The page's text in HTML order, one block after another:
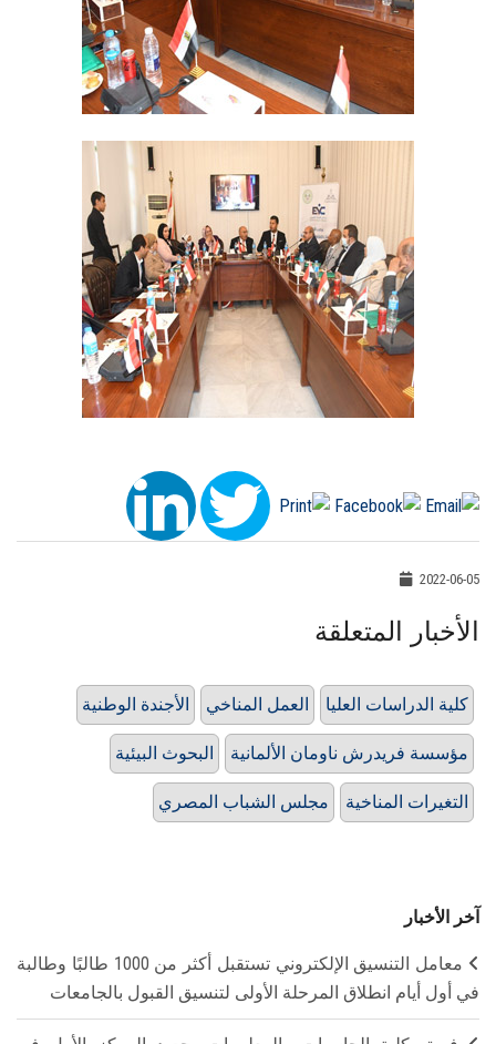
2022-06-05
الأخبار المتعلقة
الأجندة الوطنية العمل المناخي كلية الدراسات العليا
البحوث البيئية مؤسسة فريدرش ناومان الألمانية
مجلس الشباب المصري التغيرات المناخية
آخر الأخبار
معامل التنسيق الإلكتروني تستقبل أكثر من 1000 طالبًا وطالبة
في أول أيام انطلاق المرحلة الأولى لتنسيق القبول بالجامعات